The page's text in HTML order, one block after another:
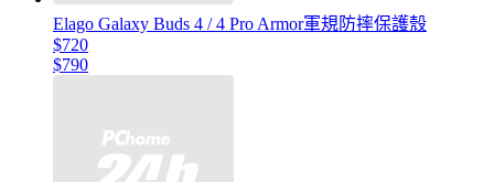
Elago Galaxy Buds 4 / 4 Pro Armor軍規防摔保護殼
$720
$790